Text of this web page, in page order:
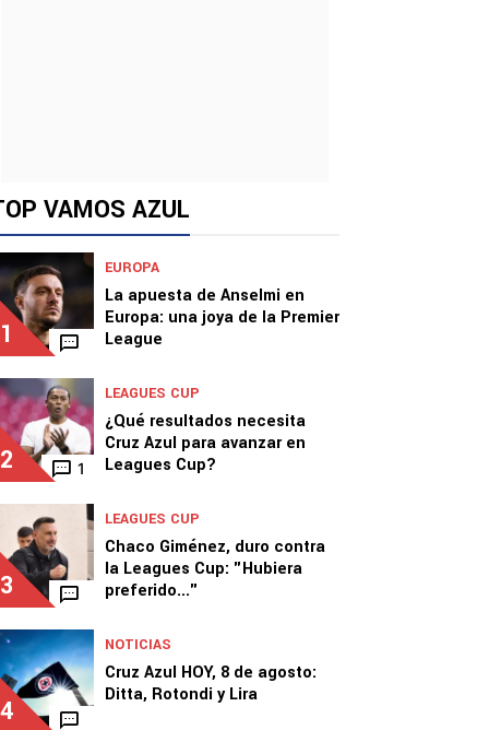
VAMOS AZUL
1
EUROPA
La apuesta de Anselmi en
Europa: una joya de la Premier
League
2 1
LEAGUES CUP
¿Qué resultados necesita
Cruz Azul para avanzar en
Leagues Cup?
3
LEAGUES CUP
Chaco Giménez, duro contra
la Leagues Cup: "Hubiera
preferido..."
4
NOTICIAS
Cruz Azul HOY, 8 de agosto:
Ditta, Rotondi y Lira